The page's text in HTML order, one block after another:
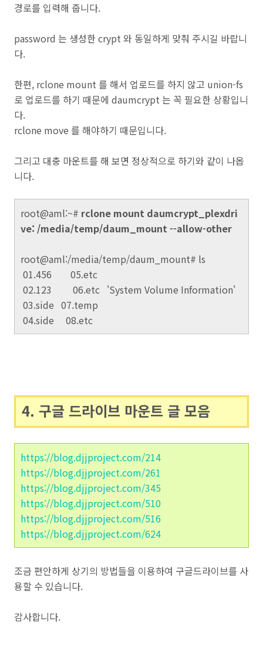
경로를 입력해 줍니다.
password 는 생성한 crypt 와 동일하게 맞춰 주시길 바랍니
다.
한편, rclone mount 를 해서 업로드를 하지 않고 union-fs
로 업로드를 하기 때문에 daumcrypt 는 꼭 필요한 상황입니
다.
rclone move 를 해야하기 때문입니다.
그리고 대충 마운트를 해 보면 정상적으로 하기와 같이 나옵
니다.
root@aml:~# rclone mount daumcrypt_plexdri
ve: /media/temp/daum_mount --allow-other
root@aml:/media/temp/daum_mount# ls
01.456 05.etc
02.123 06.etc 'System Volume Information'
03.side 07.temp
04.side 08.etc
4. 구글 드라이브 마운트 글 모음
https://blog.djjproject.com/214
https://blog.djjproject.com/261
https://blog.djjproject.com/345
https://blog.djjproject.com/510
https://blog.djjproject.com/516
https://blog.djjproject.com/624
조금 편안하게 상기의 방법들을 이용하여 구글드라이브를 사
용할 수 있습니다.
감사합니다.